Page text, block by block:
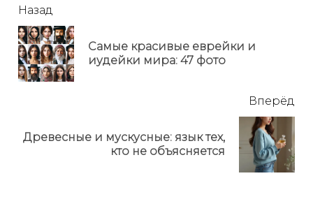
читать
еще
Назад
Самые красивые еврейки и
иудейки мира: 47 фото
Вперёд
Next
Древесные и мускусные: язык тех,
кто не объясняется